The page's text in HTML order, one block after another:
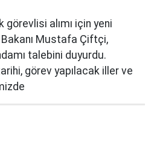
alımı için yeni
Mustafa Çiftçi,
talebini duyurdu.
görev yapılacak iller ve